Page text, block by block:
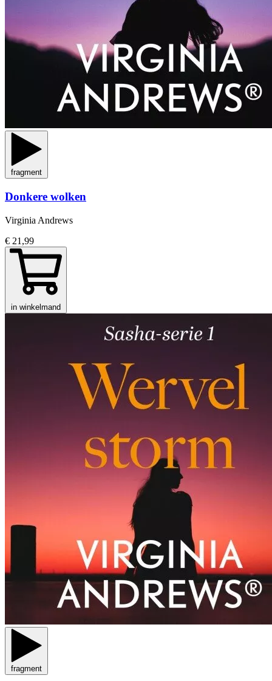
fragment
Donkere wolken
Virginia Andrews
€ 21,99
in winkelmand
fragment